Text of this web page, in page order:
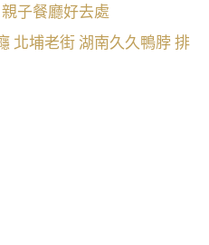
子餐廳好去處
北埔老街 湖南久久鴨脖 排